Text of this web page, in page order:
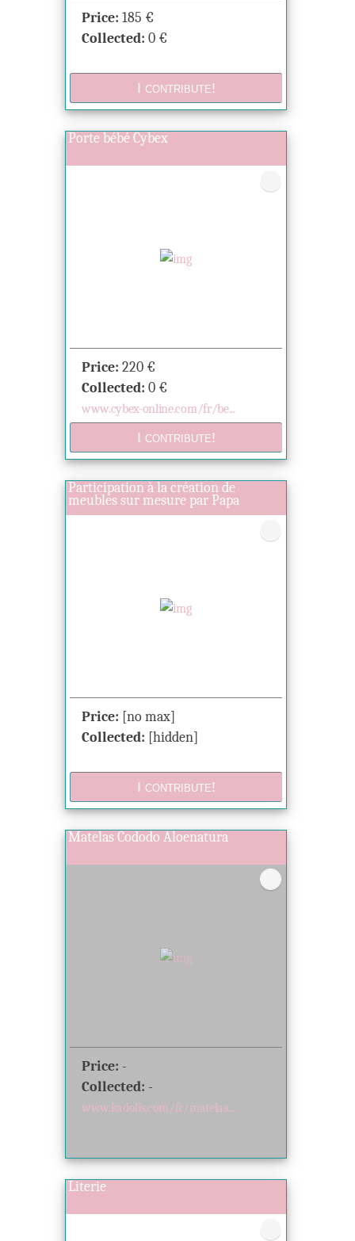
Price: 185 €
Collected: 0 €
Porte bébé Cybex
Price: 220 €
Collected: 0 €
www.cybex-online.com/fr/be...
Participation à la création de
meubles sur mesure par Papa
Price: [no max]
Collected: [hidden]
Matelas Cododo Aloenatura
Price: -
Collected: -
www.kadolis.com/fr/matelas...
Literie